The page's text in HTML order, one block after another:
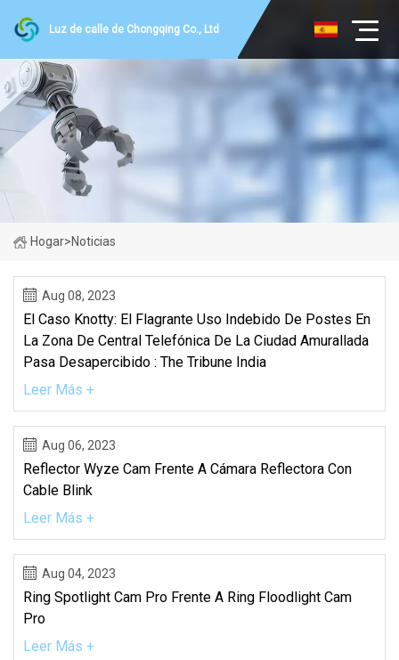
Luz de calle de Chongqing Co., Ltd
Hogar>Noticias
Aug 08, 2023
El Caso Knotty: El Flagrante Uso Indebido De Postes En
La Zona De Central Telefónica De La Ciudad Amurallada
Pasa Desapercibido : The Tribune India
Leer Más +
Aug 06, 2023
Reflector Wyze Cam Frente A Cámara Reflectora Con
Cable Blink
Leer Más +
Aug 04, 2023
Ring Spotlight Cam Pro Frente A Ring Floodlight Cam
Pro
Leer Más +